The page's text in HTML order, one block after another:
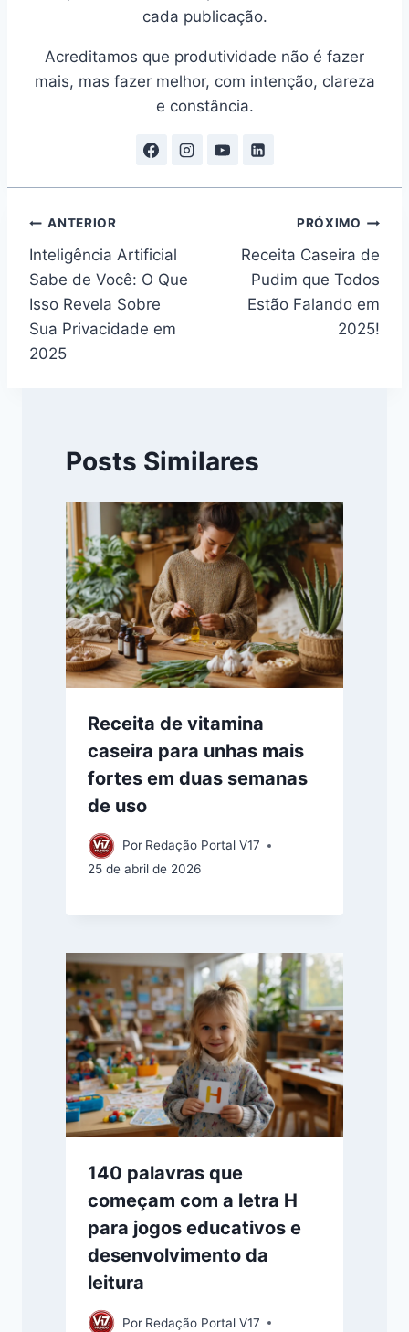
cada publicação.
Acreditamos que produtividade não é fazer
mais, mas fazer melhor, com intenção, clareza
e constância.
Navegação
de
Post
ANTERIOR
Inteligência Artificial
Sabe de Você: O Que
Isso Revela Sobre
Sua Privacidade em
2025
PRÓXIMO
Receita Caseira de
Pudim que Todos
Estão Falando em
2025!
Posts Similares
Receita de vitamina
caseira para unhas mais
fortes em duas semanas
de uso
Por Redação Portal V17
25 de abril de 2026
140 palavras que
começam com a letra H
para jogos educativos e
desenvolvimento da
leitura
Por Redação Portal V17